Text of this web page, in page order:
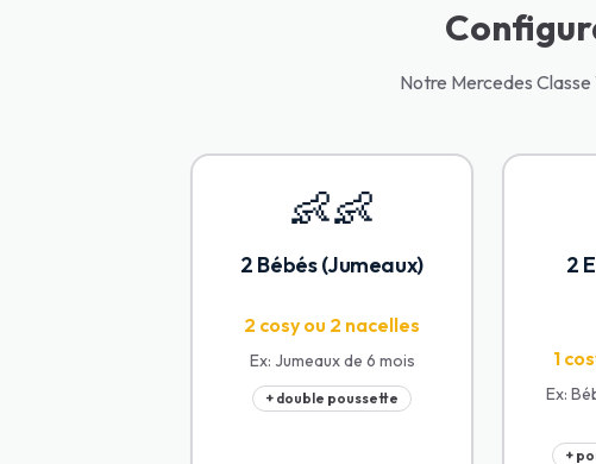
Notre Mercedes
👶👶
2 Bébés (Jumeaux)
2 cosy ou 2 nacelles
Ex: Jumeaux de 6 mois
+ double poussette
2
1
Ex:
+